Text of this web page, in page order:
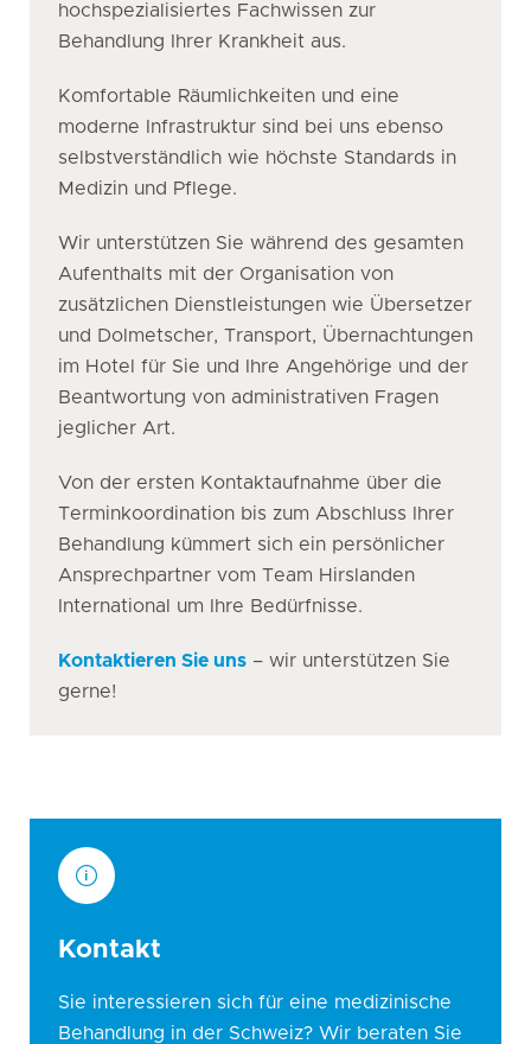
hochspezialisiertes Fachwissen zur
Behandlung Ihrer Krankheit aus.
Komfortable Räumlichkeiten und eine
moderne Infrastruktur sind bei uns ebenso
selbstverständlich wie höchste Standards in
Medizin und Pflege.
Wir unterstützen Sie während des gesamten
Aufenthalts mit der Organisation von
zusätzlichen Dienstleistungen wie Übersetzer
und Dolmetscher, Transport, Übernachtungen
im Hotel für Sie und Ihre Angehörige und der
Beantwortung von administrativen Fragen
jeglicher Art.
Von der ersten Kontaktaufnahme über die
Terminkoordination bis zum Abschluss Ihrer
Behandlung kümmert sich ein persönlicher
Ansprechpartner vom Team Hirslanden
International um Ihre Bedürfnisse.
Kontaktieren Sie uns – wir unterstützen Sie
gerne!
Kontakt
Sie interessieren sich für eine medizinische
Behandlung in der Schweiz? Wir beraten Sie